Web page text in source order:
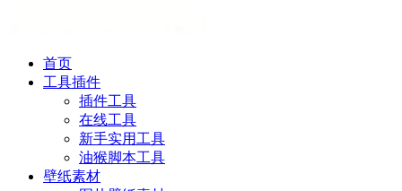
首页
工具插件
插件工具
在线工具
新手实用工具
油猴脚本工具
壁纸素材